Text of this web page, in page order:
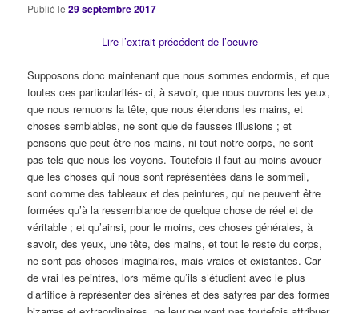
Publié le29 septembre 2017
– Lire l’extrait précédent de l’oeuvre –
Supposons donc maintenant que nous sommes endormis, et que
toutes ces particularités- ci, à savoir, que nous ouvrons les yeux,
que nous remuons la tête, que nous étendons les mains, et
choses semblables, ne sont que de fausses illusions ; et
pensons que peut-être nos mains, ni tout notre corps, ne sont
pas tels que nous les voyons. Toutefois il faut au moins avouer
que les choses qui nous sont représentées dans le sommeil,
sont comme des tableaux et des peintures, qui ne peuvent être
formées qu’à la ressemblance de quelque chose de réel et de
véritable ; et qu’ainsi, pour le moins, ces choses générales, à
savoir, des yeux, une tête, des mains, et tout le reste du corps,
ne sont pas choses imaginaires, mais vraies et existantes. Car
de vrai les peintres, lors même qu’ils s’étudient avec le plus
d’artifice à représenter des sirènes et des satyres par des formes